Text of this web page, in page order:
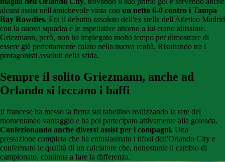
alcuni assist nell'amichevole vinta con un netto 6-0 contro i Tampa
Bay Rowdies. Era il debutto assoluto dell'ex stella dell'Atletico Madrid
con la nuova squadra e le aspettative attorno a lui erano altissime.
Griezmann, però, non ha impiegato molto tempo per dimostrare di
essere già perfettamente calato nella nuova realtà. Risultando tra i
protagonisti assoluti della sfida.
Sempre il solito Griezmann, anche ad
Orlando si leccano i baffi
Il francese ha messo la firma sul tabellino realizzando la rete del
momentaneo vantaggio e ha poi partecipato attivamente alla goleada.
Confezionando anche diversi assist per i compagni. Una
prestazione completa che ha entusiasmato i tifosi dell'Orlando City e
confermato le qualità di un calciatore che, nonostante il cambio di
campionato, continua a fare la differenza.